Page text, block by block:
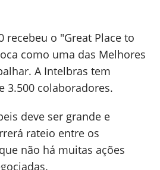
recebeu o "Great Place to
como uma das Melhores
A Intelbras tem
3.500 colaboradores.
deve ser grande e
rateio entre os
não há muitas ações